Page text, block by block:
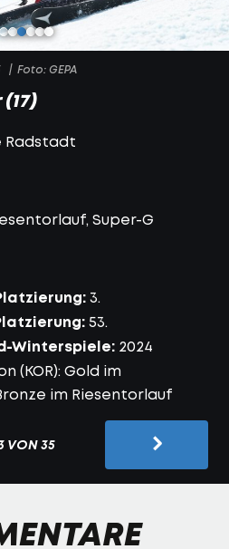
Foto: GEPA
Radstadt
Super-G
3.
53.
Winterspiele: 2024
(KOR): Gold im
im Riesentorlauf
VON 35